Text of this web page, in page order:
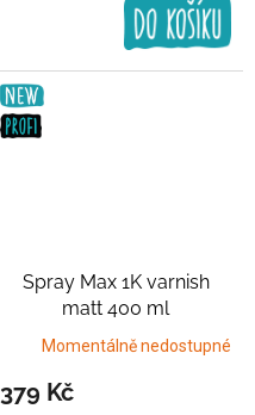
Spray Max 1K varnish
matt 400 ml
Transparentní lak
Momentálně nedostupné
379 Kč